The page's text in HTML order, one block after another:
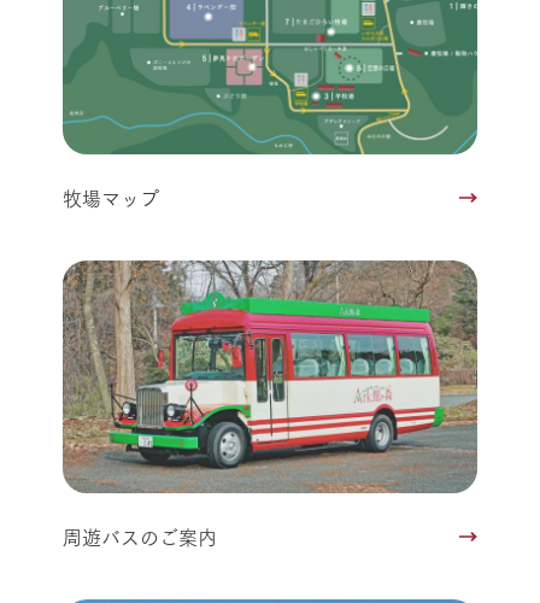
牧場マップ
周遊バスのご案内